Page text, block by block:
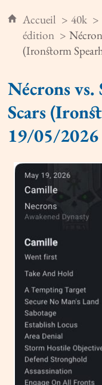
Accueil 40k
édition
(Ironstorm
Nécrons vs.
Scars
19/05/2026